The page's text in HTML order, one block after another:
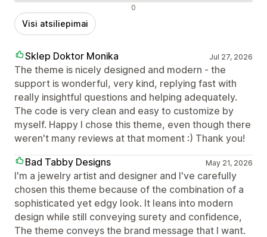
0
Visi atsiliepimai
Sklep Doktor Monika Jul 27, 2026
The theme is nicely designed and modern - the
support is wonderful, very kind, replying fast with
really insightful questions and helping adequately.
The code is very clean and easy to customize by
myself. Happy I chose this theme, even though there
weren't many reviews at that moment :) Thank you!
Bad Tabby Designs
May 21, 2026
I'm a jewelry artist and designer and I've carefully
chosen this theme because of the combination of a
sophisticated yet edgy look. It leans into modern
design while still conveying surety and confidence,
The theme conveys the brand message that I want.